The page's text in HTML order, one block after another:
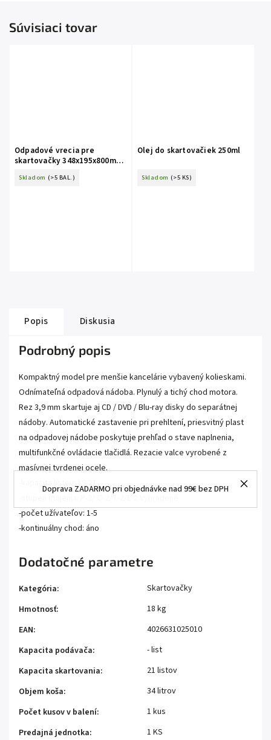
Doprava ZADARMO pri objednávke nad 99€ bez DPH
Súvisiaci tovar
Odpadové vrecia pre
skartovačky 348x195x800mm
Skladom (>5 BAL.)
Olej do skartovačiek 250ml
Skladom (>5 KS)
Popis Diskusia
Podrobný popis
Kompaktný model pre menšie kancelárie vybavený kolieskami.
Odnímateľná odpadová nádoba. Plynulý a tichý chod motora.
Rez 3,9 mm skartuje aj CD / DVD / Blu-ray disky do separátnej
nádoby. Automatické zastavenie pri prehltení, priesvitný plast
na odpadovej nádobe poskytuje prehľad o stave naplnenia,
multifunkčné ovládacie tlačidlá. Rezacie valce vyrobené z
masívnej tvrdenej ocele.
-kapacita listov: 19-21
-počet užívateľov: 1-5
-kontinuálny chod: áno
Dodatočné parametre
Kategória:
Skartovačky
Hmotnosť:
18 kg
EAN:
4026631025010
Kapacita podávača:
- list
Kapacita skartovania:
21 listov
Objem koša:
34 litrov
Počet kusov v balení:
1 kus
Predajná jednotka:
1 KS